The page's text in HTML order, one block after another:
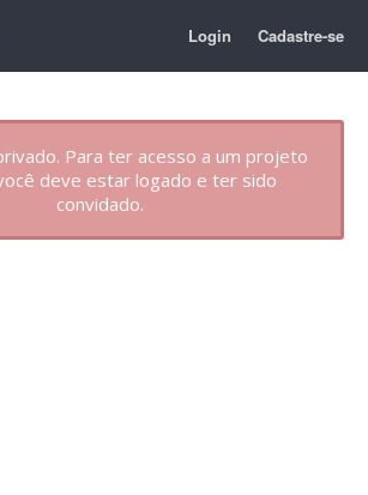
Login Cadastre-se
Para ter acesso a um projeto
deve estar logado e ter sido
convidado.